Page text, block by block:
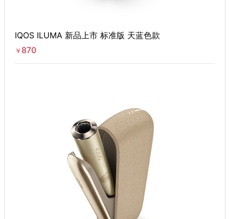
IQOS ILUMA 新品上市 标准版 天蓝色款
￥ 870